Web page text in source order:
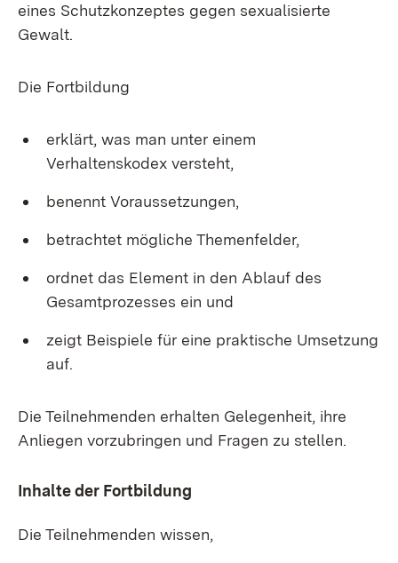
eines Schutzkonzeptes gegen sexualisierte
Gewalt.
Die Fortbildung
erklärt, was man unter einem
Verhaltenskodex versteht,
benennt Voraussetzungen,
betrachtet mögliche Themenfelder,
ordnet das Element in den Ablauf des
Gesamtprozesses ein und
zeigt Beispiele für eine praktische Umsetzung
auf.
Die Teilnehmenden erhalten Gelegenheit, ihre
Anliegen vorzubringen und Fragen zu stellen.
Inhalte der Fortbildung
Die Teilnehmenden wissen,